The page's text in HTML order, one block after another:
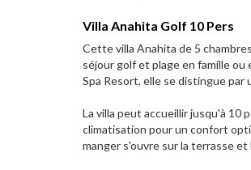
Villa Anahita Golf 10 Pers
Cette villa Anahita de 5
séjour golf et plage en famille
Spa Resort, elle se distingue
La villa peut accueillir jusqu'à 10
climatisation pour un confort
manger s'ouvre sur la terrasse et